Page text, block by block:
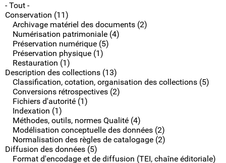
- Tout -
Conservation (11)
Archivage matériel des documents (2)
Numérisation patrimoniale (4)
Préservation numérique (5)
Préservation physique (1)
Restauration (1)
Description des collections (13)
Classification, cotation, organisation des collections (5)
Conversions rétrospectives (2)
Fichiers d'autorité (1)
Indexation (1)
Méthodes, outils, normes Qualité (4)
Modélisation conceptuelle des données (2)
Normalisation des règles de catalogage (2)
Diffusion des données (5)
Format d'encodage et de diffusion (TEI, chaîne éditoriale)